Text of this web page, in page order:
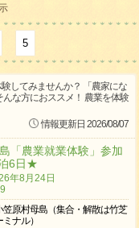
5
してみませんか？ 「農家にな
な方におススメ！ 農業を体験
情報更新日 2026/08/07
「農業就業体験」参加
6日★
年8月24日
笠原村母島（集合・解散は竹芝
ナル）